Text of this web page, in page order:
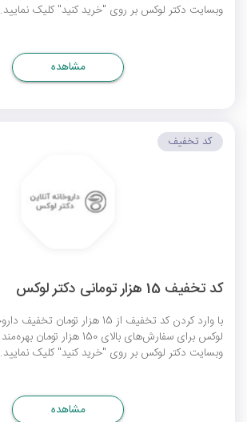
وبسایت دکتر لوکس بر روی "خرید کنید" کلیک نمایید.
مشاهده
کد تخفیف 15 هزار تومانی دکتر لوکس
با وارد کردن کد تخفیف از 15 هزار
لوکس برای سفارش‌های بالای 150
وبسایت دکتر لوکس بر روی "خرید کنید" کلیک نمایید.
کد تخفیف
مشاهده